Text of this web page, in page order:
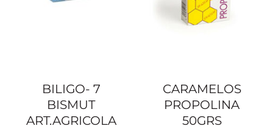
BILIGO- 7
BISMUT
ART.AGRICOLA
CARAMELOS
PROPOLINA
50GRS